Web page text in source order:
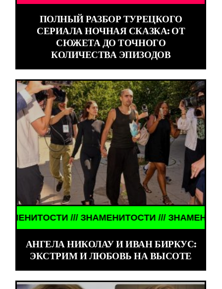
ПОЛНЫЙ РАЗБОР ТУРЕЦКОГО
СЕРИАЛА НОЧНАЯ СКАЗКА: ОТ
СЮЖЕТА ДО ТОЧНОГО
КОЛИЧЕСТВА ЭПИЗОДОВ
/// ЗНАМЕНИТОСТИ /// ЗНАМЕНИТОСТИ ///
АНГЕЛА НИКОЛАУ И ИВАН БИРКУС:
ЭКСТРИМ И ЛЮБОВЬ НА ВЫСОТЕ